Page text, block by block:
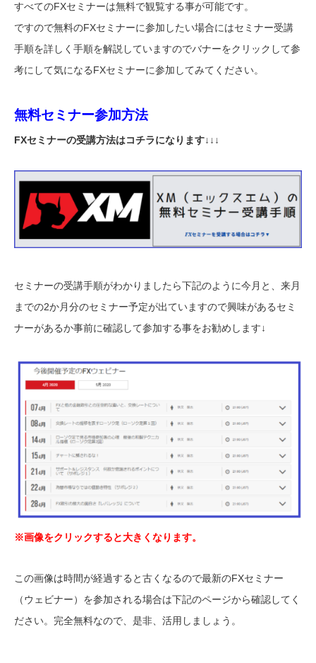
すべてのFXセミナーは無料で観覧する事が可能です。
ですので無料のFXセミナーに参加したい場合にはセミナー受講
手順を詳しく手順を解説していますのでバナーをクリックして参
考にして気になるFXセミナーに参加してみてください。
無料セミナー参加方法
FXセミナーの受講方法はコチラになります↓↓↓
セミナーの受講手順がわかりましたら下記のように今月と、来月
までの2か月分のセミナー予定が出ていますので興味があるセミ
ナーがあるか事前に確認して参加する事をお勧めします↓
※画像をクリックすると大きくなります。
この画像は時間が経過すると古くなるので最新のFXセミナー
（ウェビナー）を参加される場合は下記のページから確認してく
ださい。完全無料なので、是非、活用しましょう。